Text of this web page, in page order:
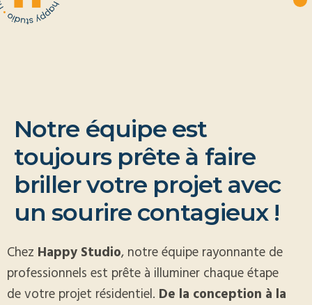
Notre équipe est
toujours prête à faire
brillervotre projet avec
un sourire contagieux !
Chez Happy Studio, notre équipe rayonnante de
professionnels est prête à illuminer chaque étape
de votre projet résidentiel. De la conception à la